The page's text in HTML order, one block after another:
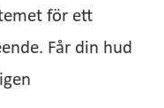
för ett
Får din hud